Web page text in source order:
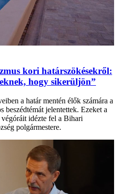
kori határszökésekről:
hogy sikerüljön”
a határ mentén élők számára a
beszédtémát jelentettek. Ezeket a
idézte fel a Bihari
polgármestere.